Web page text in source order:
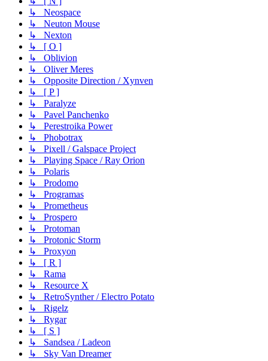
↳ Neospace
↳ Neuton Mouse
↳ Nexton
↳ [ O ]
↳ Oblivion
↳ Oliver Meres
↳ Opposite Direction / Xynven
↳ [ P ]
↳ Paralyze
↳ Pavel Panchenko
↳ Perestroika Power
↳ Phobotrax
↳ Pixell / Galspace Project
↳ Playing Space / Ray Orion
↳ Polaris
↳ Prodomo
↳ Programas
↳ Prometheus
↳ Prospero
↳ Protoman
↳ Protonic Storm
↳ Proxyon
↳ [ R ]
↳ Rama
↳ Resource X
↳ RetroSynther / Electro Potato
↳ Rigelz
↳ Rygar
↳ [ S ]
↳ Sandsea / Ladeon
↳ Sky Van Dreamer